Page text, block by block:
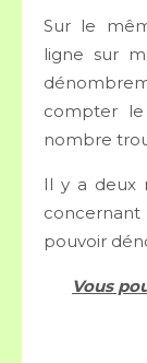
Sur le
ligne sur
compter
nombre
Il y a deux
pouvoir
Vous